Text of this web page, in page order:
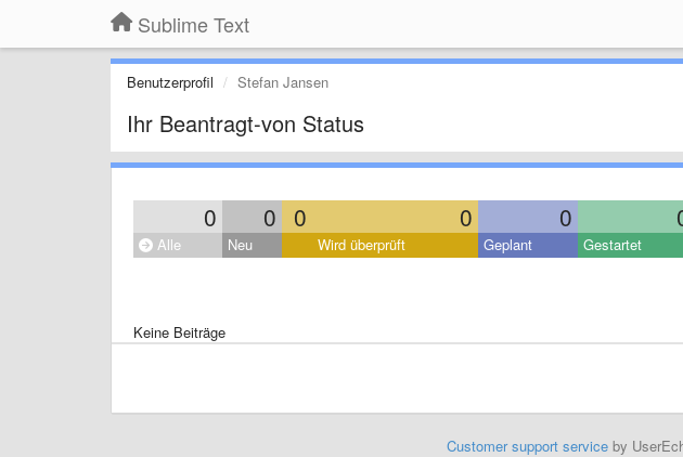
Sublime Text
Benutzerprofil Stefan Jansen
Ihr Beantragt-von Status
0 0 0 0 0
Alle Neu Wird überprüft Geplant Gestartet
Keine Beiträge
Customer support serviceby